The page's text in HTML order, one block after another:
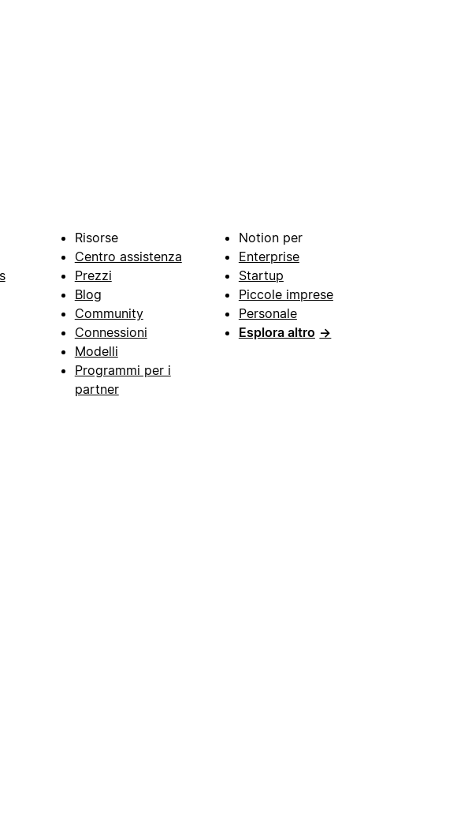
Risorse
Centro assistenza
Prezzi
Blog
Community
Connessioni
Modelli
Programmi per i
partner
Notion per
Enterprise
Startup
Piccole imprese
Personale
Esplora altro →